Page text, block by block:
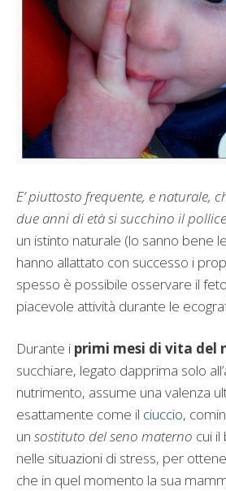
E’ piuttosto frequente, e naturale,
due anni di età si succhino il pollice
un istinto naturale (lo sanno bene
hanno allattato con successo i
spesso è possibile osservare il
piacevole attività durante le
Durante i primi mesi di vita del
succhiare, legato dapprima solo
nutrimento, assume una valenza
esattamente come il ciuccio,
un sostituto del seno materno cui
nelle situazioni di stress, per
che in quel momento la sua